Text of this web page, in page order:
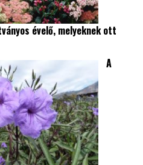
évelő, melyeknek ott
A